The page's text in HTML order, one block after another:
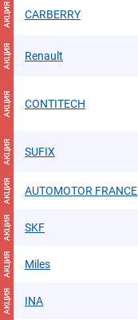
АКЦИЯ CARBERRY
АКЦИЯ Renault
АКЦИЯ CONTITECH
АКЦИЯ SUFIX
АКЦИЯ AUTOMOTOR FRANCE
АКЦИЯ SKF
АКЦИЯ Miles
АКЦИЯ INA